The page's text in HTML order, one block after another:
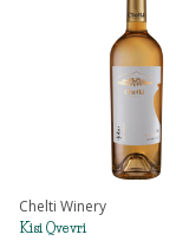
Chelti Winery
Kisi Qvevri